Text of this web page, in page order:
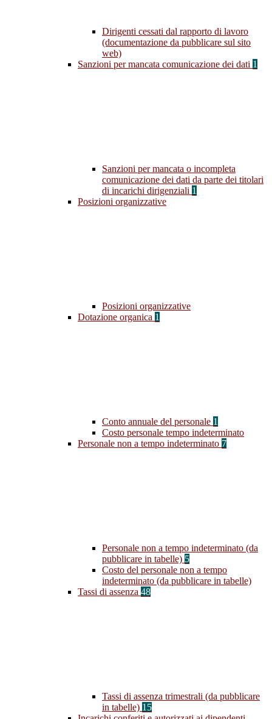
Dirigenti cessati dal rapporto di lavoro
(documentazione da pubblicare sul sito
web)
Sanzioni per mancata comunicazione dei dati 1
Sanzioni per mancata o incompleta
comunicazione dei dati da parte dei titolari
di incarichi dirigenziali 1
Posizioni organizzative
Posizioni organizzative
Dotazione organica 1
Conto annuale del personale 1
Costo personale tempo indeterminato
Personale non a tempo indeterminato 7
Personale non a tempo indeterminato (da
pubblicare in tabelle) 5
Costo del personale non a tempo
indeterminato (da pubblicare in tabelle)
Tassi di assenza 48
Tassi di assenza trimestrali (da pubblicare
in tabelle) 15